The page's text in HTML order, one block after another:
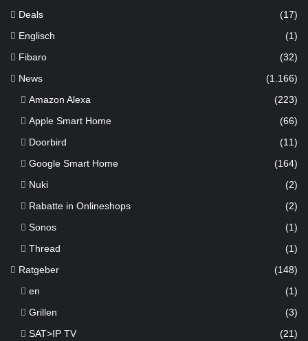
Deals (17)
Englisch (1)
Fibaro (32)
News (1.166)
Amazon Alexa
(223)
Apple Smart Home
(66)
Doorbird
(11)
Google Smart Home
(164)
Nuki
(2)
Rabatte in Onlineshops
(2)
Sonos
(1)
Thread
(1)
Ratgeber (148)
en
(1)
Grillen
(3)
SAT>IP TV
(21)